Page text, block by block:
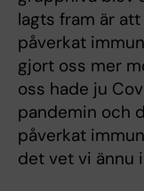
lagts fram är
påverkat
gjort oss mer
oss hade ju
pandemin och
påverkat
det vet vi ännu